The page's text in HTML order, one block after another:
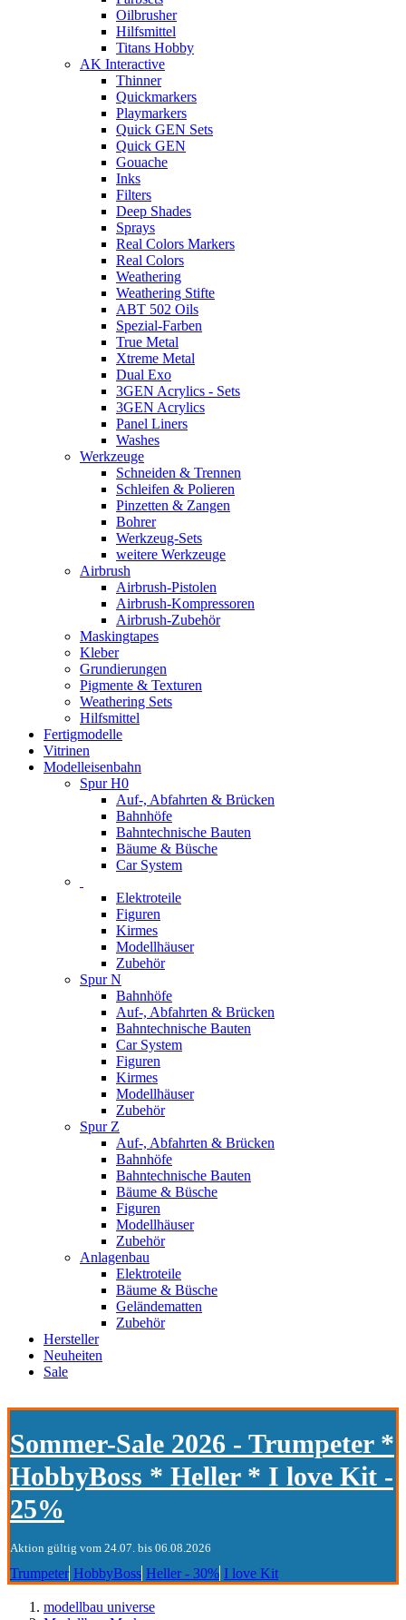
Oilbrusher
Hilfsmittel
Titans Hobby
AK Interactive
Thinner
Quickmarkers
Playmarkers
Quick GEN Sets
Quick GEN
Gouache
Inks
Filters
Deep Shades
Sprays
Real Colors Markers
Real Colors
Weathering
Weathering Stifte
ABT 502 Oils
Spezial-Farben
True Metal
Xtreme Metal
Dual Exo
3GEN Acrylics - Sets
3GEN Acrylics
Panel Liners
Washes
Werkzeuge
Schneiden & Trennen
Schleifen & Polieren
Pinzetten & Zangen
Bohrer
Werkzeug-Sets
weitere Werkzeuge
Airbrush
Airbrush-Pistolen
Airbrush-Kompressoren
Airbrush-Zubehör
Maskingtapes
Kleber
Grundierungen
Pigmente & Texturen
Weathering Sets
Hilfsmittel
Fertigmodelle
Vitrinen
Modelleisenbahn
Spur H0
Auf-, Abfahrten & Brücken
Bahnhöfe
Bahntechnische Bauten
Bäume & Büsche
Car System
Elektroteile
Figuren
Kirmes
Modellhäuser
Zubehör
Spur N
Bahnhöfe
Auf-, Abfahrten & Brücken
Bahntechnische Bauten
Car System
Figuren
Kirmes
Modellhäuser
Zubehör
Spur Z
Auf-, Abfahrten & Brücken
Bahnhöfe
Bahntechnische Bauten
Bäume & Büsche
Figuren
Modellhäuser
Zubehör
Anlagenbau
Elektroteile
Bäume & Büsche
Geländematten
Zubehör
Hersteller
Neuheiten
Sale
Sommer-Sale 2026 - Trumpeter *
HobbyBoss * Heller * I love Kit -
25%
Aktion gültig vom 24.07. bis 06.08.2026
Trumpeter HobbyBoss Heller - 30% I love Kit
modellbau universe